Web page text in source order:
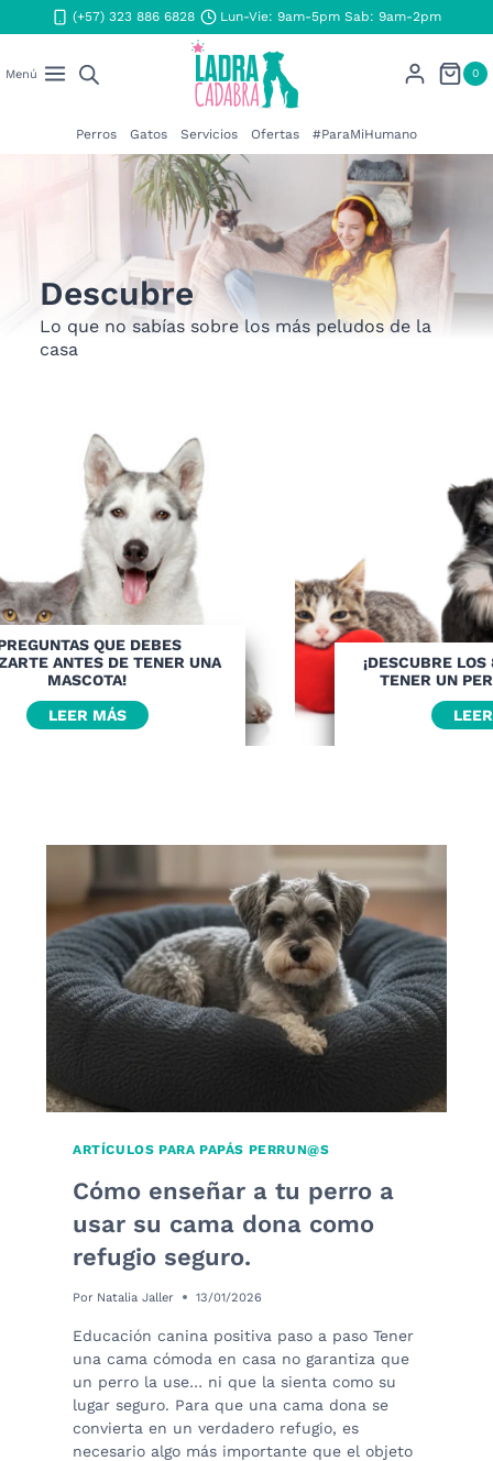
al
(+57) 323 886 6828 Lun-Vie: 9am-5pm Sab: 9am-2pm
Menú 0
Perros Gatos Servicios Ofertas #ParaMiHumano
Descubre
Lo que no sabías sobre los más peludos de la
casa
QUE DEBES
ANTES DE TENER UNA
MASCOTA!
LEER MÁS
¡DESCUBRE
TENER UN
ARTÍCULOS PARA PAPÁS PERRUN@S
Cómo enseñar a tu perro a
usar su cama dona como
refugio seguro.
Por Natalia Jaller 13/01/2026
Educación canina positiva paso a paso Tener
una cama cómoda en casa no garantiza que
un perro la use… ni que la sienta como su
lugar seguro. Para que una cama dona se
convierta en un verdadero refugio, es
necesario algo más importante que el objeto